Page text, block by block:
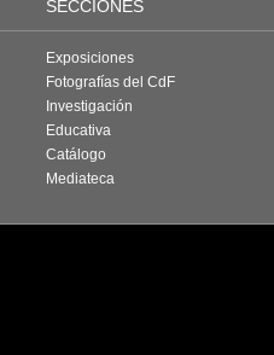
SECCIONES
Exposiciones
Fotografías del CdF
Investigación
Educativa
Catálogo
Mediateca